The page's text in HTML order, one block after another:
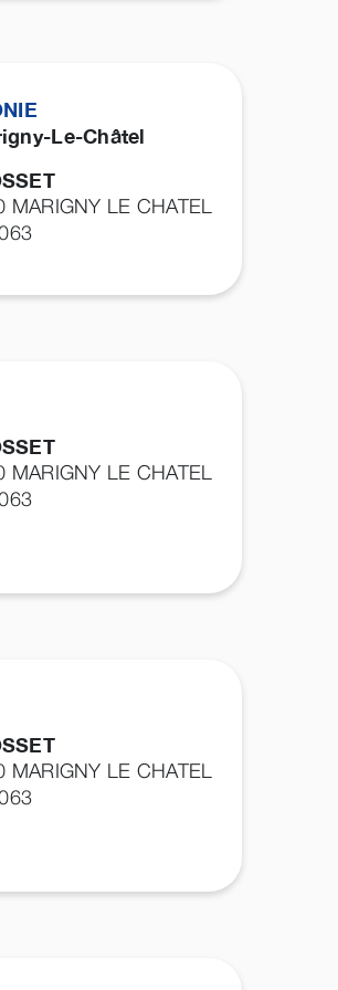
Le-Châtel
MARIGNY LE CHATEL
MARIGNY LE CHATEL
MARIGNY LE CHATEL